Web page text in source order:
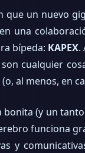
que un nuevo
una
bípeda: KAPEX.
cualquier
al menos, en
(y un
funciona
y